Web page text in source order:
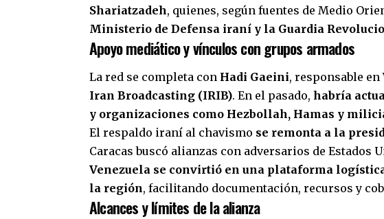
Shariatzadeh, quienes, según fuentes de Medio
Ministerio de Defensa iraní y la Guardia
Apoyo mediático y vínculos con grupos armados
La red se completa con Hadi Gaeini, responsable en
Iran Broadcasting (IRIB). En el pasado, habría
y organizaciones como Hezbollah, Hamas y
El respaldo iraní al chavismo se remonta a la
Caracas buscó alianzas con adversarios de Estados
Venezuela se convirtió en una plataforma
la región, facilitando documentación, recursos y
Alcances y límites de la alianza